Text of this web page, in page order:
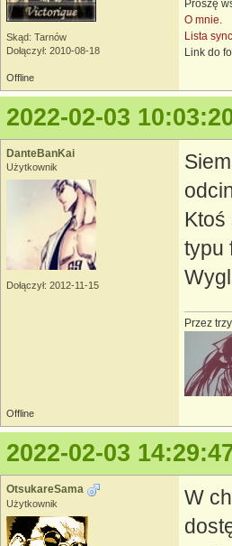
Skąd: Tarnów
Dołączył: 2010-08-18
Proszę
O mnie.
Lista
Link do
Offline
2022-02-03
DanteBanKai
Użytkownik
Dołączył: 2012-11-15
Ktoś
typu
Przez
Offline
2022-02-03
OtsukareSama
Użytkownik
W